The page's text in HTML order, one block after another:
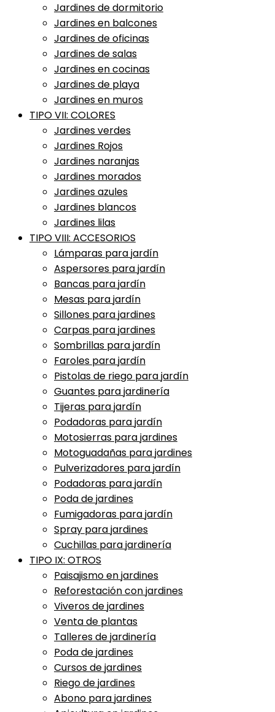
Jardines de dormitorio
Jardines en balcones
Jardines de oficinas
Jardines de salas
Jardines en cocinas
Jardines de playa
Jardines en muros
TIPO VII: COLORES
Jardines verdes
Jardines Rojos
Jardines naranjas
Jardines morados
Jardines azules
Jardines blancos
Jardines lilas
TIPO VIII: ACCESORIOS
Lámparas para jardín
Aspersores para jardín
Bancas para jardín
Mesas para jardín
Sillones para jardines
Carpas para jardines
Sombrillas para jardín
Faroles para jardín
Pistolas de riego para jardín
Guantes para jardinería
Tijeras para jardín
Podadoras para jardín
Motosierras para jardines
Motoguadañas para jardines
Pulverizadores para jardín
Podadoras para jardín
Poda de jardines
Fumigadoras para jardín
Spray para jardines
Cuchillas para jardinería
TIPO IX: OTROS
Paisajismo en jardines
Reforestación con jardines
Viveros de jardines
Venta de plantas
Talleres de jardinería
Poda de jardines
Cursos de jardines
Riego de jardines
Abono para jardines